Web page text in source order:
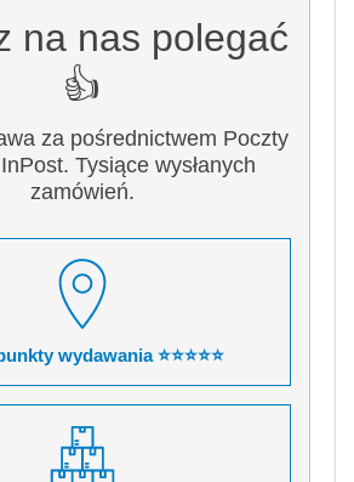
na nas polegać
👍
za pośrednictwem Poczty
Tysiące wysłanych
zamówień.
wydawania ⭐⭐⭐⭐⭐